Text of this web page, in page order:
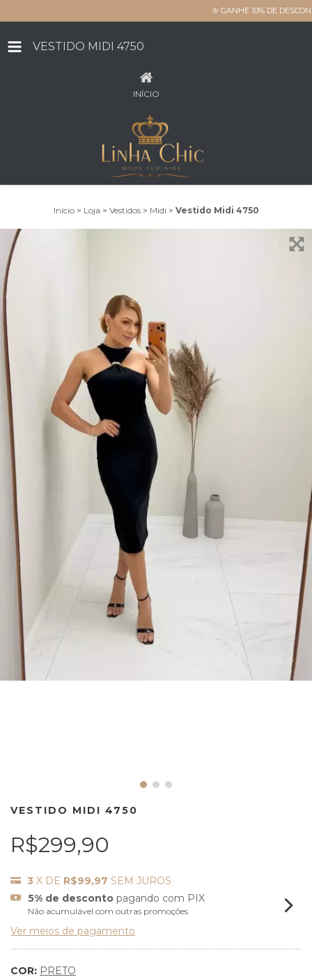
♔ GANHE 10% DE
VESTIDO MIDI 4750
INÍCIO
Início > Loja > Vestidos > Midi > Vestido Midi 4750
VESTIDO MIDI 4750
R$299,90
3 X DE R$99,97 SEM JUROS
5% de desconto pagando com PIX
Não acumulável com outras promoções
Ver meios de pagamento
COR: PRETO